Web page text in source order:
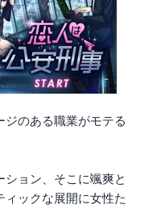
ジのある職業がモテる
ョン、そこに颯爽と
ックな展開に女性た